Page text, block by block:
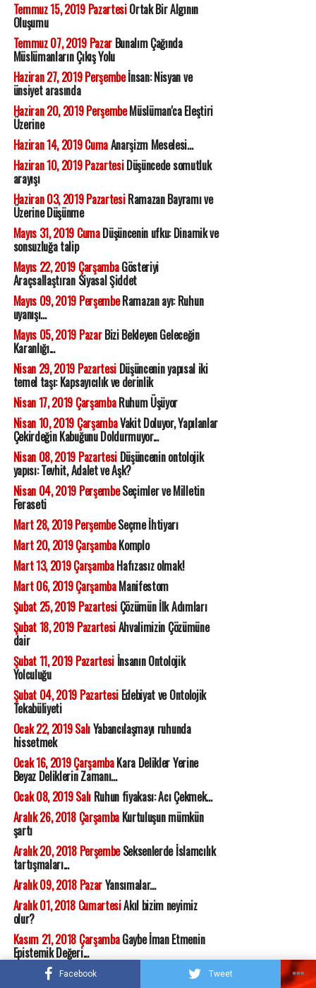
Facebook Tweet
Temmuz 15, 2019 PazartesiOrtak Bir Algının
Oluşumu
Temmuz 07, 2019 PazarBunalım Çağında
Müslümanların Çıkış Yolu
Haziran 27, 2019 Perşembeİnsan: Nisyan ve
ünsiyet arasında
Haziran 20, 2019 PerşembeMüslüman'ca Eleştiri
Üzerine
Haziran 14, 2019 CumaAnarşizm Meselesi...
Haziran 10, 2019 PazartesiDüşüncede somutluk
arayışı
Haziran 03, 2019 PazartesiRamazan Bayramı ve
Üzerine Düşünme
Mayıs 31, 2019 CumaDüşüncenin ufku: Dinamik ve
sonsuzluğa talip
Mayıs 22, 2019 ÇarşambaGösteriyi
Araçsallaştıran Siyasal Şiddet
Mayıs 09, 2019 PerşembeRamazan ayı: Ruhun
uyanışı...
Mayıs 05, 2019 PazarBizi Bekleyen Geleceğin
Karanlığı...
Nisan 29, 2019 PazartesiDüşüncenin yapısal iki
temel taşı: Kapsayıcılık ve derinlik
Nisan 17, 2019 ÇarşambaRuhum Üşüyor
Nisan 10, 2019 ÇarşambaVakit Doluyor, Yapılanlar
Çekirdeğin Kabuğunu Doldurmuyor...
Nisan 08, 2019 PazartesiDüşüncenin ontolojik
yapısı: Tevhit, Adalet ve Aşk?
Nisan 04, 2019 PerşembeSeçimler ve Milletin
Feraseti
Mart 28, 2019 PerşembeSeçme İhtiyarı
Mart 20, 2019 ÇarşambaKomplo
Mart 13, 2019 ÇarşambaHafızasız olmak!
Mart 06, 2019 ÇarşambaManifestom
Şubat 25, 2019 PazartesiÇözümün İlk Adımları
Şubat 18, 2019 PazartesiAhvalimizin Çözümüne
dair
Şubat 11, 2019 Pazartesiİnsanın Ontolojik
Yolculuğu
Şubat 04, 2019 PazartesiEdebiyat ve Ontolojik
Tekabüliyeti
Ocak 22, 2019 SalıYabancılaşmayı ruhunda
hissetmek
Ocak 16, 2019 ÇarşambaKara Delikler Yerine
Beyaz Deliklerin Zamanı...
Ocak 08, 2019 SalıRuhun fiyakası: Acı Çekmek...
Aralık 26, 2018 ÇarşambaKurtuluşun mümkün
şartı
Aralık 20, 2018 PerşembeSeksenlerde İslamcılık
tartışmaları...
Aralık 09, 2018 PazarYansımalar...
Aralık 01, 2018 CumartesiAkıl bizim neyimiz
olur?
Kasım 21, 2018 ÇarşambaGaybe İman Etmenin
Epistemik Değeri...
Kasım 05, 2018 Pazartesi
Duruşun ontolojisi